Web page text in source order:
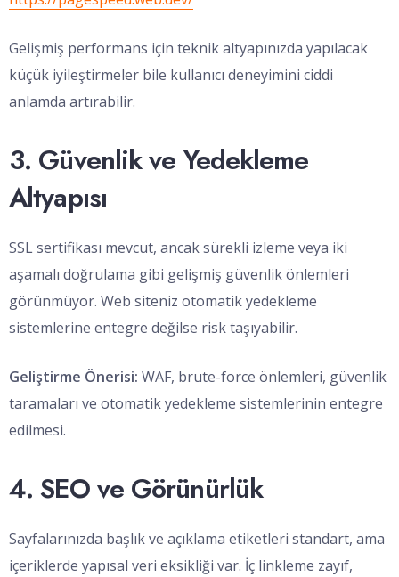
Gelişmiş performans için teknik altyapınızda yapılacak
küçük iyileştirmeler bile kullanıcı deneyimini ciddi
anlamda artırabilir.
3. Güvenlik ve Yedekleme
Altyapısı
SSL sertifikası mevcut, ancak sürekli izleme veya iki
aşamalı doğrulama gibi gelişmiş güvenlik önlemleri
görünmüyor. Web siteniz otomatik yedekleme
sistemlerine entegre değilse risk taşıyabilir.
Geliştirme Önerisi: WAF, brute-force önlemleri, güvenlik
taramaları ve otomatik yedekleme sistemlerinin entegre
edilmesi.
4. SEO ve Görünürlük
Sayfalarınızda başlık ve açıklama etiketleri standart, ama
içeriklerde yapısal veri eksikliği var. İç linkleme zayıf,